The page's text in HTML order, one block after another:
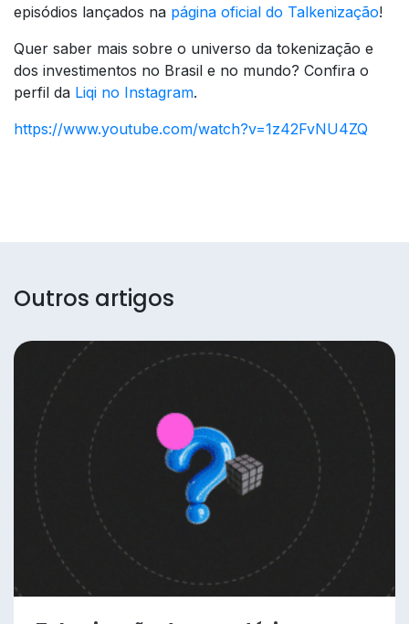
episódios lançados na página oficial do Talkenização!
Quer saber mais sobre o universo da tokenização e
dos investimentos no Brasil e no mundo? Confira o
perfil da Liqi no Instagram.
https://www.youtube.com/watch?v=1z42FvNU4ZQ
Outros artigos